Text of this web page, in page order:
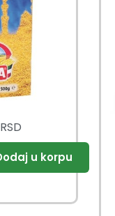
RSD